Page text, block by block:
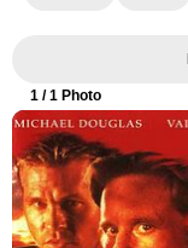
1 / 1 Photo